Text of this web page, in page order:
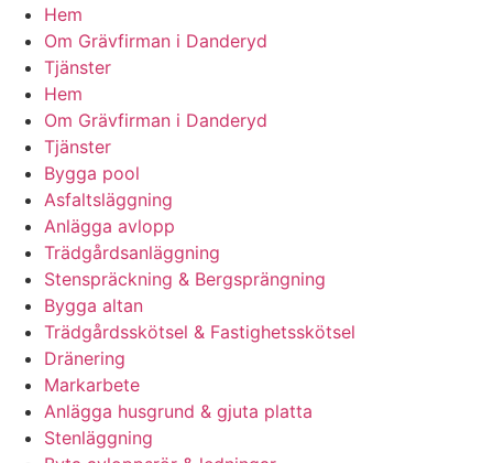
Hem
Om Grävfirman i Danderyd
Tjänster
Hem
Om Grävfirman i Danderyd
Tjänster
Bygga pool
Asfaltsläggning
Anlägga avlopp
Trädgårdsanläggning
Stenspräckning & Bergsprängning
Bygga altan
Trädgårdsskötsel & Fastighetsskötsel
Dränering
Markarbete
Anlägga husgrund & gjuta platta
Stenläggning